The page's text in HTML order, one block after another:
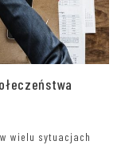
wielu sytuacjach